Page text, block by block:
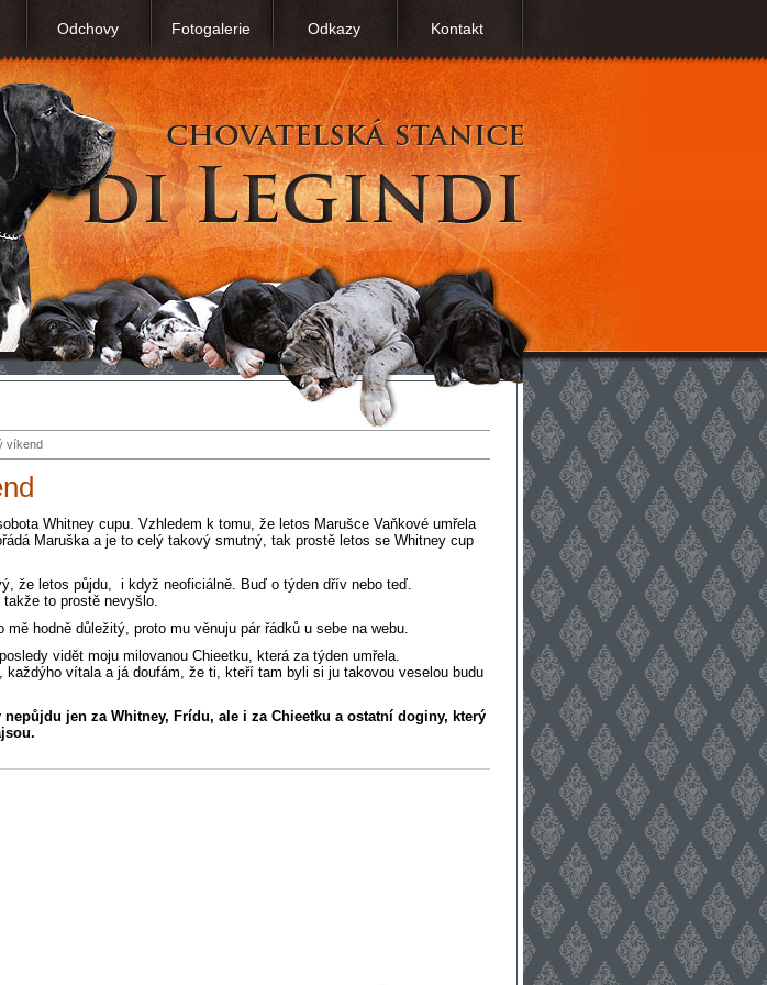
Odchovy Fotogalerie Odkazy Kontakt
víkend
Whitney cupu. Vzhledem k tomu, že letos Marušce Vaňkové umřela
Maruška a je to celý takový smutný, tak prostě letos se Whitney cup
že letos půjdu, i když neoficiálně. Buď o týden dřív nebo teď.
to prostě nevyšlo.
mě hodně důležitý, proto mu věnuju pár řádků u sebe na webu.
vidět moju milovanou Chieetku, která za týden umřela.
vítala a já doufám, že ti, kteří tam byli si ju takovou veselou budu
jen za Whitney, Frídu, ale i za Chieetku a ostatní doginy, který